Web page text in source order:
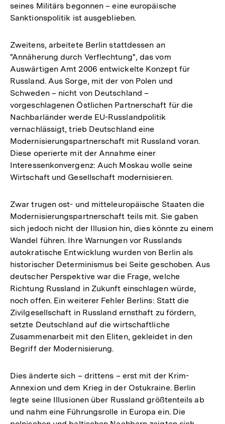
seines Militärs begonnen – eine europäische
Sanktionspolitik ist ausgeblieben.
Zweitens, arbeitete Berlin stattdessen an
"Annäherung durch Verflechtung", das vom
Auswärtigen Amt 2006 entwickelte Konzept für
Russland. Aus Sorge, mit der von Polen und
Schweden – nicht von Deutschland –
vorgeschlagenen Östlichen Partnerschaft für die
Nachbarländer werde EU-Russlandpolitik
vernachlässigt, trieb Deutschland eine
Modernisierungspartnerschaft mit Russland voran.
Diese operierte mit der Annahme einer
Interessenkonvergenz: Auch Moskau wolle seine
Wirtschaft und Gesellschaft modernisieren.
Zwar trugen ost- und mitteleuropäische Staaten die
Modernisierungspartnerschaft teils mit. Sie gaben
sich jedoch nicht der Illusion hin, dies könnte zu einem
Wandel führen. Ihre Warnungen vor Russlands
autokratische Entwicklung wurden von Berlin als
historischer Determinismus bei Seite geschoben. Aus
deutscher Perspektive war die Frage, welche
Richtung Russland in Zukunft einschlagen würde,
noch offen. Ein weiterer Fehler Berlins: Statt die
Zivilgesellschaft in Russland ernsthaft zu fördern,
setzte Deutschland auf die wirtschaftliche
Zusammenarbeit mit den Eliten, gekleidet in den
Begriff der Modernisierung.
Dies änderte sich – drittens – erst mit der Krim-
Annexion und dem Krieg in der Ostukraine. Berlin
legte seine Illusionen über Russland größtenteils ab
und nahm eine Führungsrolle in Europa ein. Die